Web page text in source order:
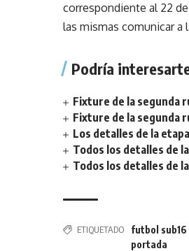
correspondiente al 22
las mismas comunicar a
Podría
Fixture de la segunda
Fixture de la segunda
Los detalles de la
Todos los detalles de
Todos los detalles de
ETIQUETADO futbol sub16
portada